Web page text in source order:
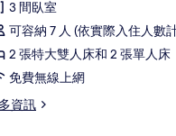
論)
3 間臥室
可容納 7 人 (依實際入住人數
2 張特大雙人床和 2 張單人床
免費無線上網
資訊